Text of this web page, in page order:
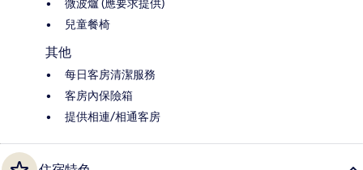
微波爐 (應要求提供)
兒童餐椅
其他
每日客房清潔服務
客房內保險箱
提供相連/相通客房